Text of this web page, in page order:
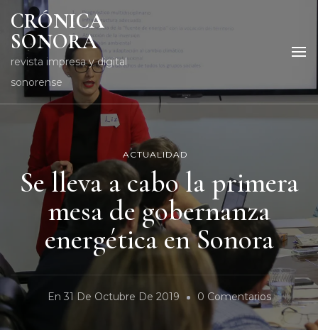
CRÓNICA
SONORA
revista impresa y digital
sonorense
ACTUALIDAD
Se lleva a cabo la primera
mesa de gobernanza
energética en Sonora
En 31 De Octubre De 2019 0 ComentariosEn
Se